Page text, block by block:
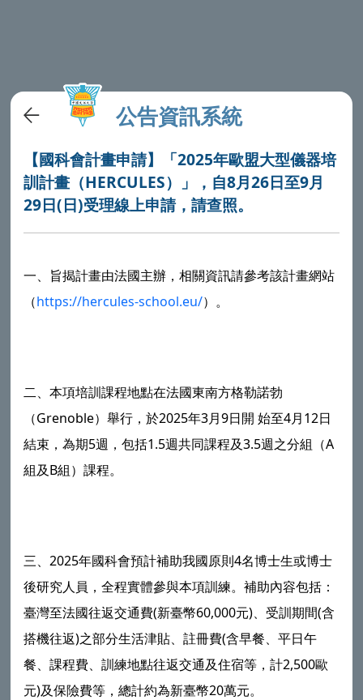
公告資訊系統
【國科會計畫申請】「2025年歐盟大型儀器培
訓計畫（HERCULES）」，自8月26日至9月
29日(日)受理線上申請，請查照。
一、旨揭計畫由法國主辦，相關資訊請參考該計畫網站
（https://hercules-school.eu/）。
二、本項培訓課程地點在法國東南方格勒諾勃
（Grenoble）舉行，於2025年3月9日開 始至4月12日
結束，為期5週，包括1.5週共同課程及3.5週之分組（A
組及B組）課程。
三、2025年國科會預計補助我國原則4名博士生或博士
後研究人員，全程實體參與本項訓練。補助內容包括：
臺灣至法國往返交通費(新臺幣60,000元)、受訓期間(含
搭機往返)之部分生活津貼、註冊費(含早餐、平日午
餐、課程費、訓練地點往返交通及住宿等，計2,500歐
元)及保險費等，總計約為新臺幣20萬元。